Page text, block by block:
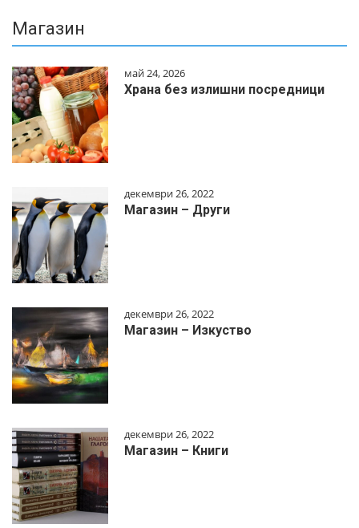
Магазин
май 24, 2026
Храна без излишни посредници
декември 26, 2022
Магазин – Други
декември 26, 2022
Магазин – Изкуство
декември 26, 2022
Магазин – Книги